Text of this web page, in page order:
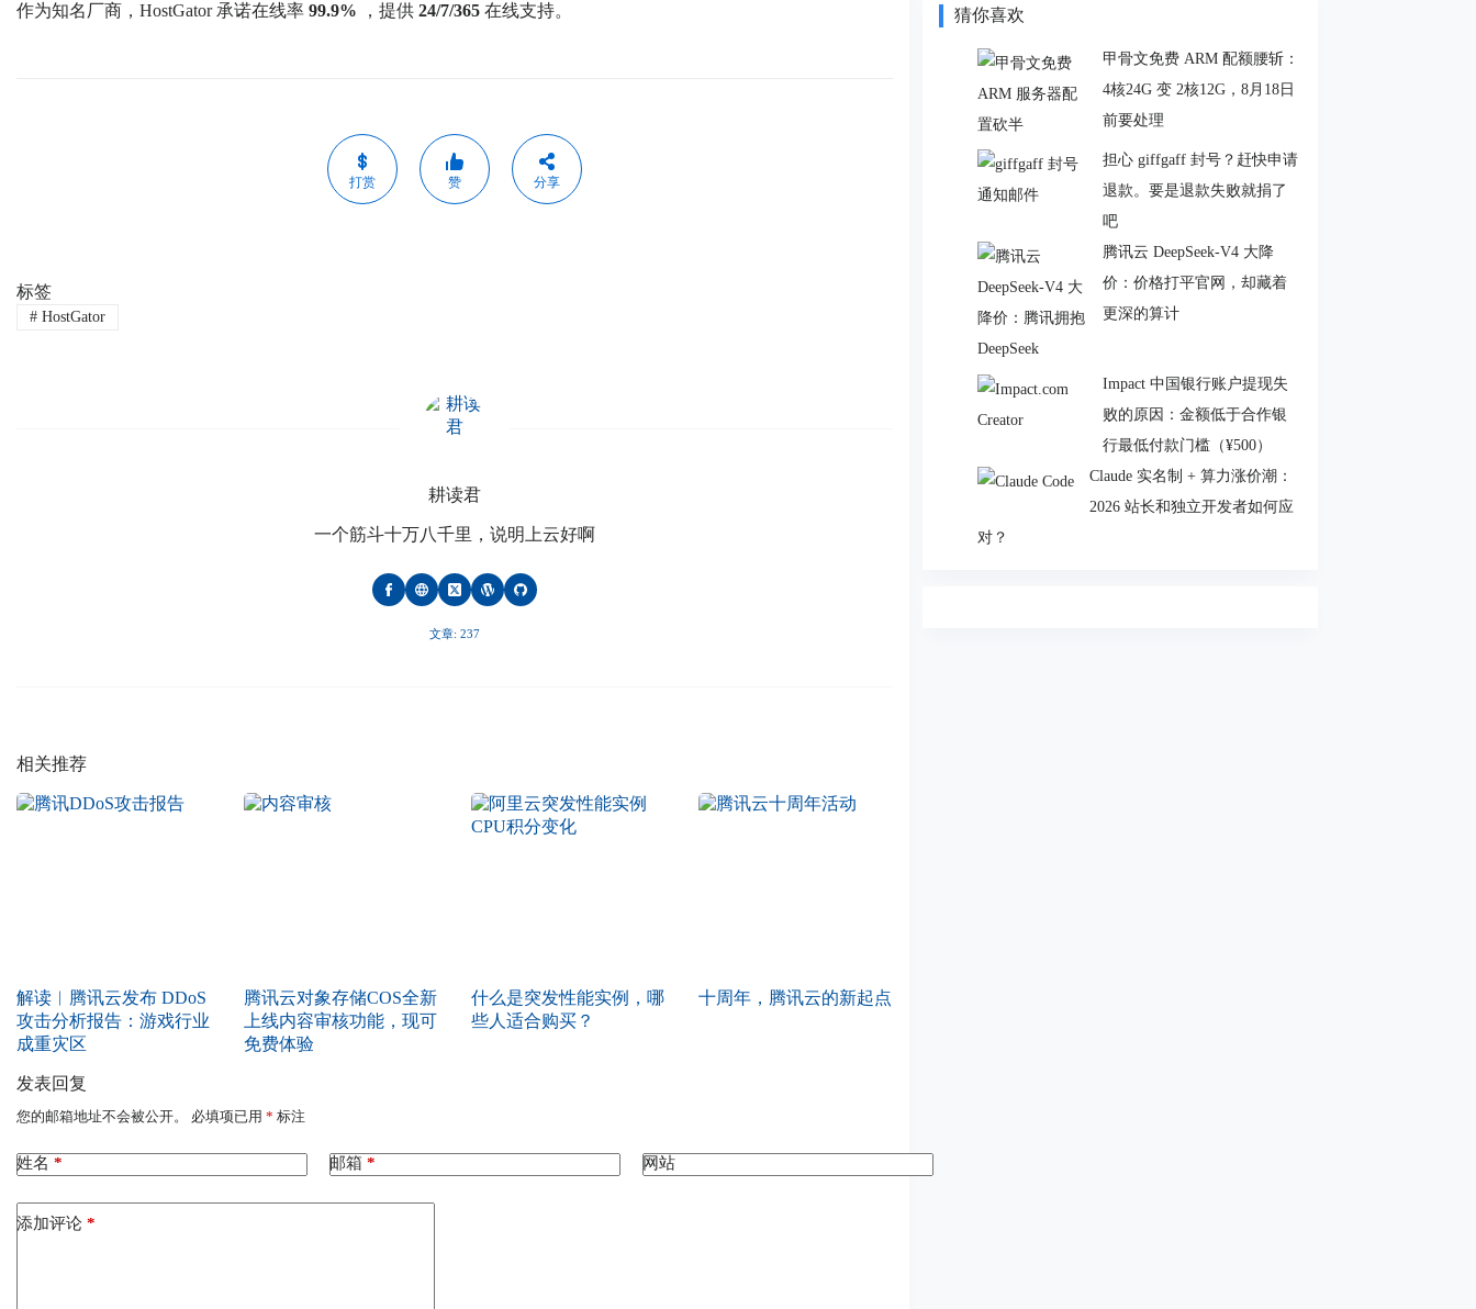
作为知名厂商，HostGator 承诺在线率 99.9% ，提供 24/7/365 在线支持。
打赏 赞 分享
标签
#HostGator
耕读君
一个筋斗十万八千里，说明上云好啊
文章: 237
相关推荐
解读︱腾讯云发布 DDoS
攻击分析报告：游戏行业
成重灾区
腾讯云对象存储COS全新
上线内容审核功能，现可
免费体验
什么是突发性能实例，哪
些人适合购买？
十周年，腾讯云的新起点
发表回复
您的邮箱地址不会被公开。 必填项已用 * 标注
姓名 * 邮箱 * 网站
添加评论 *
猜你喜欢
甲骨文免费 ARM 配额腰斩：
4核24G 变 2核12G，8月18日
前要处理
担心 giffgaff 封号？赶快申请
退款。要是退款失败就捐了
吧
腾讯云 DeepSeek-V4 大降
价：价格打平官网，却藏着
更深的算计
Impact 中国银行账户提现失
败的原因：金额低于合作银
行最低付款门槛（¥500）
Claude 实名制 + 算力涨价潮：
2026 站长和独立开发者如何应
对？